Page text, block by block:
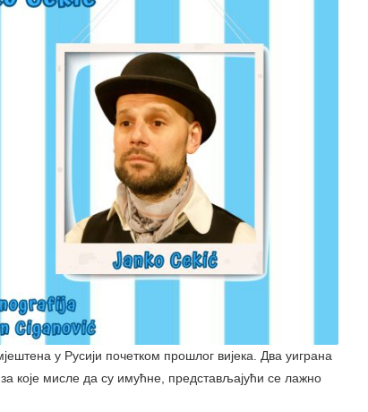
у Русији почетком прошлог вијека. Два уиграна
које мисле да су имућне, представљајући се лажно